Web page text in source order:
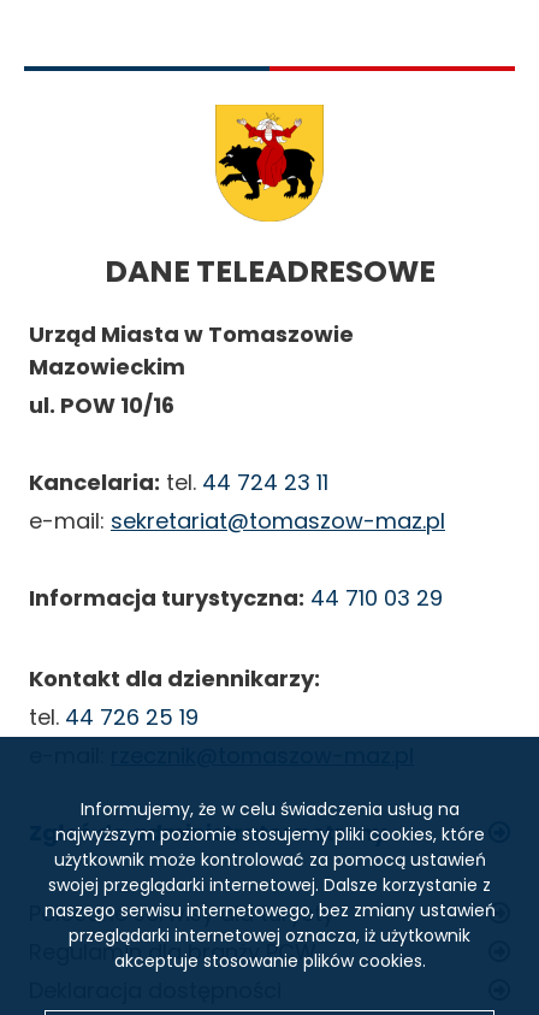
DANE TELEADRESOWE
Urząd Miasta w Tomaszowie
Mazowieckim
ul. POW 10/16
Kancelaria: tel. 44 724 23 11
e-mail: sekretariat@tomaszow-maz.pl
Informacja turystyczna: 44 710 03 29
Kontakt dla dziennikarzy:
tel. 44 726 25 19
Zgłoś do administratora strony
STOPKA
Polecane serwisy dla turysty
Regulamin dla branży PCW
Informujemy, że w celu świadczenia usług na
najwyższym poziomie stosujemy pliki cookies, które
użytkownik może kontrolować za pomocą ustawień
swojej przeglądarki internetowej. Dalsze korzystanie z
naszego serwisu internetowego, bez zmiany ustawień
przeglądarki internetowej oznacza, iż użytkownik
akceptuje stosowanie plików cookies.